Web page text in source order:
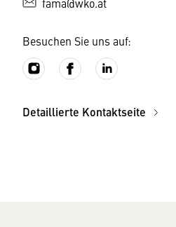
Besuchen Sie uns auf:
Detaillierte Kontaktseite